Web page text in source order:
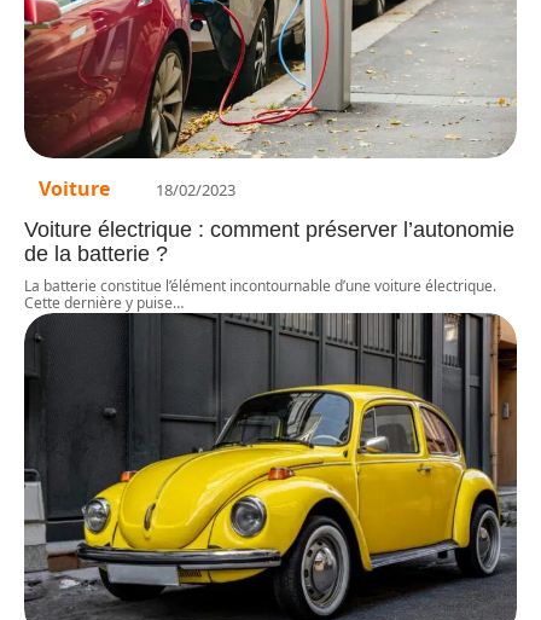
Voiture 18/02/2023
Voiture électrique : comment préserver l’autonomie
de la batterie ?
La batterie constitue l’élément incontournable d’une voiture électrique.
Cette dernière y puise…